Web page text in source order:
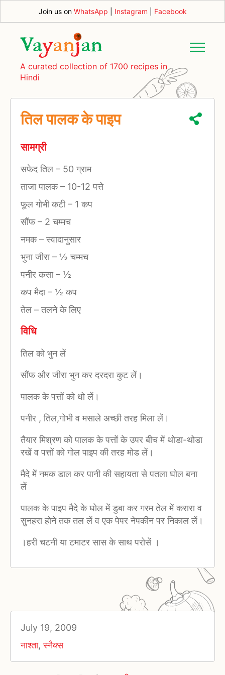
Join us on WhatsApp Instagram Facebook
A curated collection of 1700 recipes in
Hindi
तिल पालक के पाइप
सामग्री
सफेद तिल – 50 ग्राम
ताजा पालक– 10-12 पत्ते
फूल गोभी कटी– 1 कप
सौंफ– 2 चम्मच
नमक–स्वादानुसार
भुना जीरा– ½ चम्मच
पनीर कसा– ½
कप मैदा– ½ कप
तेल –तलने के लिए
विधि
तिल को भुन लें
सौंफ और जीरा भुन कर दरदरा कुट लें।
पालक के पत्तों को धो लें।
पनीर , तिल,गोभी व मसाले अच्छी तरह मिला लें।
तैयार मिश्रण को पालक के पत्तों के उपर बीच में थोडा-थोडा
रखें व पत्तों को गोल पाइप की तरह मोड लें।
मैदे में नमक डाल कर पानी की सहायता से पतला घोल बना
लें
पालक के पाइप मैदे के घोल में डुबा कर गरम तेल में करारा व
सुनहरा होने तक तल लें व एक पेपर नेपकीन पर निकाल लें।
।हरी चटनी या टमाटर सास के साथ परोसें ।
July 19, 2009
नाश्ता,स्नैक्स